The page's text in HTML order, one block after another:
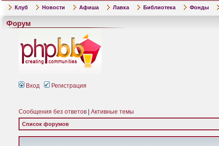
Клуб Новости Афиша Лавка Библиотека Фонды
Форум
Вход Регистрация
Сообщения без ответов Активные темы
Список форумов